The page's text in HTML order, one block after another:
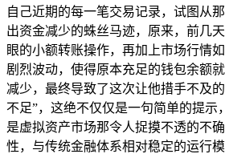
自己近期的每一笔交易记录，试图从
出资金减少的蛛丝马迹，原来，前几
眼的小额转账操作，再加上市场行情
剧烈波动，使得原本充足的钱包余额
减少，最终导致了这次让他措手不及
不足”，这绝不仅仅是一句简单的提示
是虚拟资产市场那令人捉摸不透的不
性，与传统金融体系相对稳定的运行